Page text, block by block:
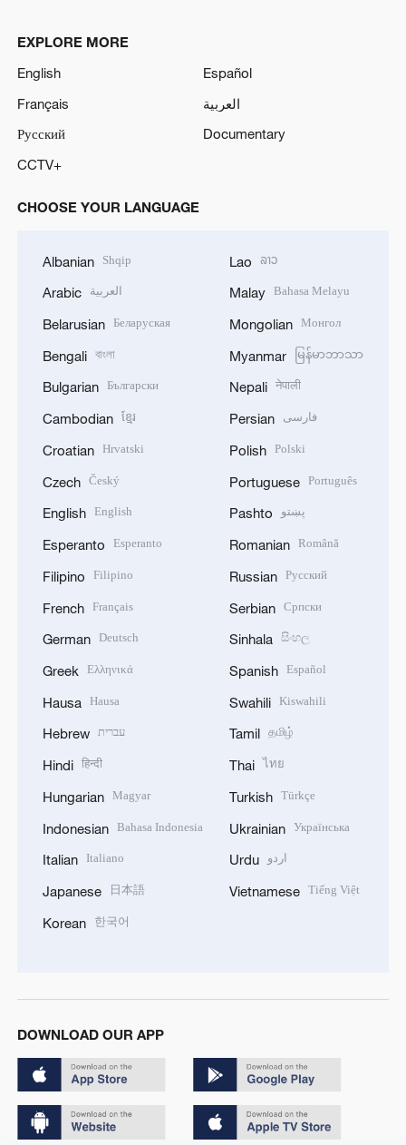
EXPLORE MORE
English
Español
Français
العربية
Русский
Documentary
CCTV+
CHOOSE YOUR LANGUAGE
Albanian Shqip
Arabic العربية
Belarusian Беларуская
Bengali বাংলা
Bulgarian Български
Cambodian ខ្មែរ
Croatian Hrvatski
Czech Český
English English
Esperanto Esperanto
Filipino Filipino
French Français
German Deutsch
Greek Ελληνικά
Hausa Hausa
Hebrew עברית
Hindi हिन्दी
Hungarian Magyar
Indonesian Bahasa Indonesia
Italian Italiano
Japanese 日本語
Korean 한국어
Lao ລາວ
Malay Bahasa Melayu
Mongolian Монгол
Myanmar မြန်မာဘာသာ
Nepali नेपाली
Persian فارسی
Polish Polski
Portuguese Português
Pashto پښتو
Romanian Română
Russian Русский
Serbian Српски
Sinhala සිංහල
Spanish Español
Swahili Kiswahili
Tamil தமிழ்
Thai ไทย
Turkish Türkçe
Ukrainian Українська
Urdu اردو
Vietnamese Tiếng Việt
DOWNLOAD OUR APP